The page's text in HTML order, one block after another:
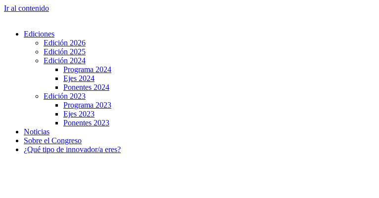
Ir al contenido
Ediciones
Edición 2026
Edición 2025
Edición 2024
Programa 2024
Ejes 2024
Ponentes 2024
Edición 2023
Programa 2023
Ejes 2023
Ponentes 2023
Noticias
Sobre el Congreso
¿Qué tipo de innovador/a eres?